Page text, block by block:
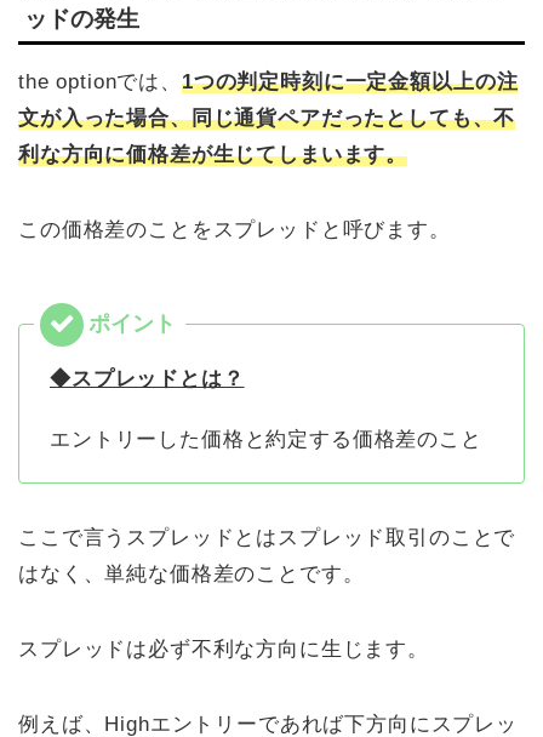
ッドの発生
the optionでは、 1つの判定時刻に一定金額以上の注
文が入った場合、同じ通貨ペアだったとしても、不
利な方向に価格差が生じてしまいます。
この価格差のことをスプレッドと呼びます。
◆スプレッドとは？
エントリーした価格と約定する価格差のこと
ここで言うスプレッドとはスプレッド取引のことで
はなく、単純な価格差のことです。
スプレッドは必ず不利な方向に生じます。
例えば、Highエントリーであれば下方向にスプレッ